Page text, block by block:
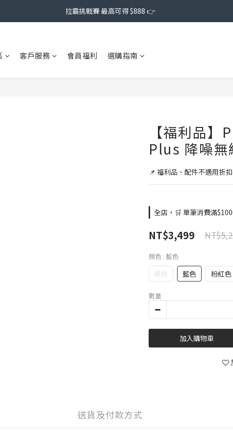
拉霸挑戰賽 最高可得 $888 👉
客戶服務 會員福利 選購指南
【福利品
Plus 降噪無
📌 福利品、配件不適用折
全店，🛒 單筆消費滿
NT$3,499
顏色 : 藍色
黑色 藍色 粉紅色
數量
加入購物車
送貨及付款方式